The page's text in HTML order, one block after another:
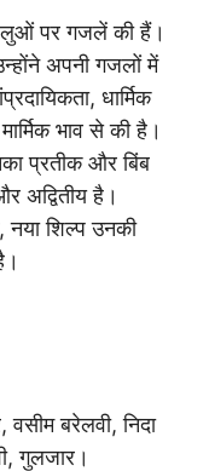
पर गजलें की हैं।
अपनी गजलों में
धार्मिक
भाव से की है।
प्रतीक और बिंब
अद्वितीय है।
शिल्प उनकी
वसीम बरेलवी, निदा
गुलजार।